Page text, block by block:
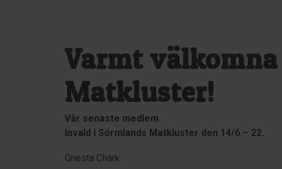
Varmt
Matkluster!
Vår senaste medlem.
Invald i Sörmlands Matkluster den 14/6 – 22.
Gnesta Chark